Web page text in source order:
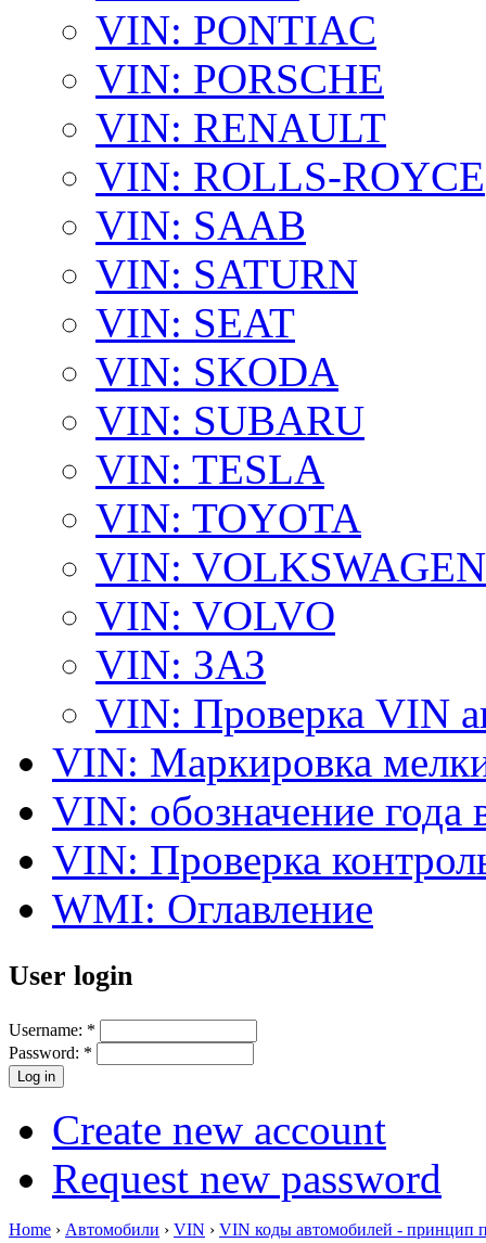
VIN: PONTIAC
VIN: PORSCHE
VIN: RENAULT
VIN: ROLLS-ROYCE
VIN: SAAB
VIN: SATURN
VIN: SEAT
VIN: SKODA
VIN: SUBARU
VIN: TESLA
VIN: TOYOTA
VIN: VOLKSWAGEN
VIN: VOLVO
VIN: ЗАЗ
VIN: Проверка VIN
VIN: Маркировка
VIN: обозначение года
VIN: Проверка
WMI: Оглавление
User login
Username: *
Password: *
Create new account
Request new password
Home › Автомобили › VIN › VIN коды автомобилей - принцип